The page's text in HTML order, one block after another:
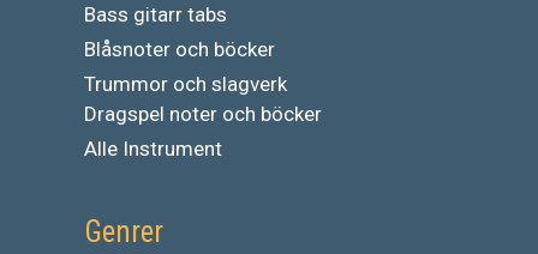
Bass gitarr tabs
Blåsnoter och böcker
Trummor och slagverk
Dragspel noter och böcker
Alle Instrument
Genrer